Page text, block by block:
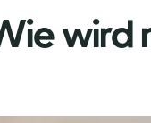
wird